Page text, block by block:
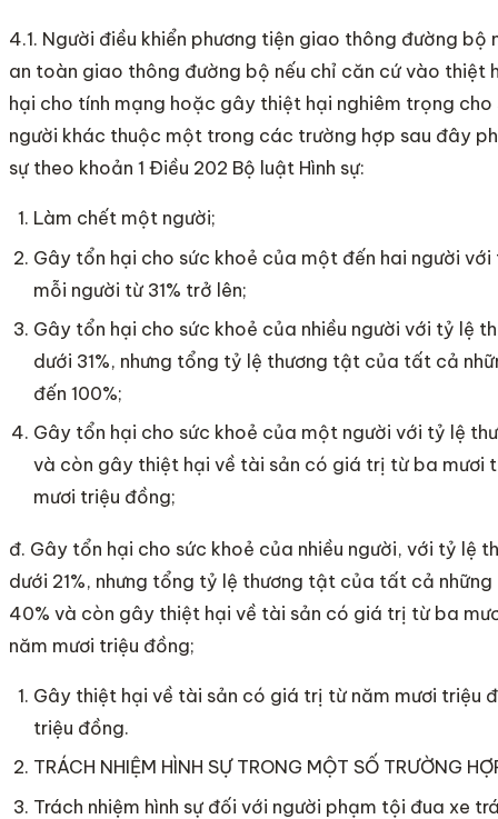
4.1. Người điều khiển phương tiện giao thông đường bộ
an toàn giao thông đường bộ nếu chỉ căn cứ vào thiệt
hại cho tính mạng hoặc gây thiệt hại nghiêm trọng
người khác thuộc một trong các trường hợp sau đây
sự theo khoản 1 Điều 202 Bộ luật Hình sự:
Làm chết một người;
Gây tổn hại cho sức khoẻ của một đến hai người
mỗi người từ 31% trở lên;
Gây tổn hại cho sức khoẻ của nhiều người với tỷ lệ
dưới 31%, nhưng tổng tỷ lệ thương tật của tất cả
đến 100%;
Gây tổn hại cho sức khoẻ của một người với tỷ lệ
và còn gây thiệt hại về tài sản có giá trị từ ba mươi
mươi triệu đồng;
đ. Gây tổn hại cho sức khoẻ của nhiều người, với tỷ lệ
dưới 21%, nhưng tổng tỷ lệ thương tật của tất cả
40% và còn gây thiệt hại về tài sản có giá trị từ ba
năm mươi triệu đồng;
Gây thiệt hại về tài sản có giá trị từ năm mươi triệu
triệu đồng.
TRÁCH NHIỆM HÌNH SỰ TRONG MỘT SỐ TRƯỜNG
Trách nhiệm hình sự đối với người phạm tội đua xe